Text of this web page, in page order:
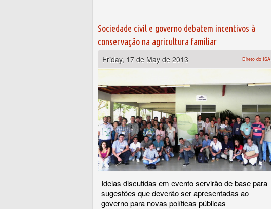
Sociedade civil e governo debatem incentivos à
conservação na agricultura familiar
Friday, 17 de May de 2013
Direto do ISA
Ideias discutidas em evento servirão de base para
sugestões que deverão ser apresentadas ao
governo para novas políticas públicas